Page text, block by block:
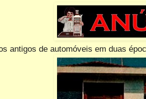
antigos de automóveis em duas